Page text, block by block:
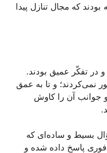
بودند که مجال تنازل پیدا
در تفكّر عميق بودند.
نمی‌‏كردند؛ و تا به عمق
جوانب آن را كاوش
بسيط و ساده‏‌اى که
پاسخ داده شده و